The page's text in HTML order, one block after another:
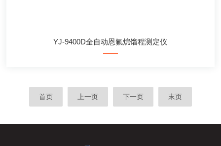
YJ-9400D全自动恩氟烷馏程测定仪
首页 上一页 下一页 末页